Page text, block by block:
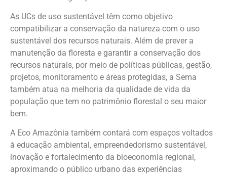
As UCs de uso sustentável têm como objetivo
compatibilizar a conservação da natureza com o uso
sustentável dos recursos naturais. Além de prever a
manutenção da floresta e garantir a conservação dos
recursos naturais, por meio de políticas públicas, gestão,
projetos, monitoramento e áreas protegidas, a Sema
também atua na melhoria da qualidade de vida da
população que tem no patrimônio florestal o seu maior
bem.
A Eco Amazônia também contará com espaços voltados
à educação ambiental, empreendedorismo sustentável,
inovação e fortalecimento da bioeconomia regional,
aproximando o público urbano das experiências